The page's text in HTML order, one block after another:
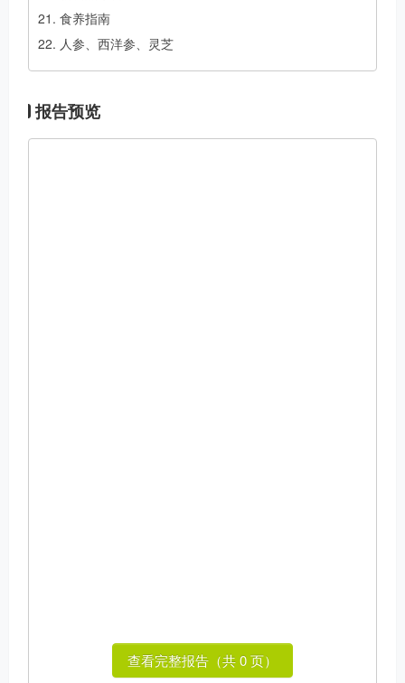
食养指南
人参、西洋参、灵芝
报告预览
查看完整报告（共 0 页）